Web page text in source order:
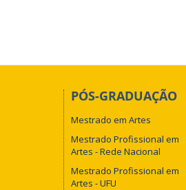
PÓS-GRADUAÇÃO
Mestrado em Artes
Mestrado Profissional em
Artes - Rede Nacional
Mestrado Profissional em
Artes - UFU